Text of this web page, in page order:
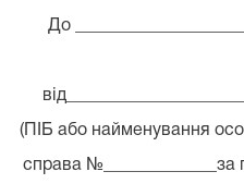
До
(ПІБ або найменування
справа